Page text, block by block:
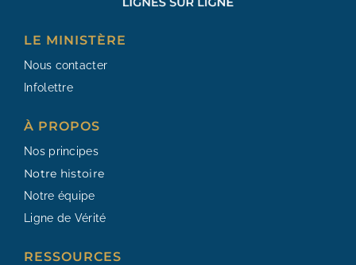
LE MINISTÈRE
Nous contacter
Infolettre
À PROPOS
Nos principes
Notre histoire
Notre équipe
Ligne de Vérité
RESSOURCES​